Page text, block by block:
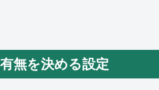
無を決める設定